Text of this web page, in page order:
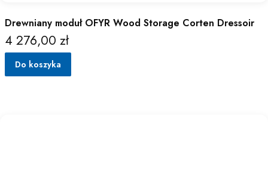
Drewniany moduł OFYR Wood Storage Corten Dressoir
Cena
4 276,00 zł
Do koszyka